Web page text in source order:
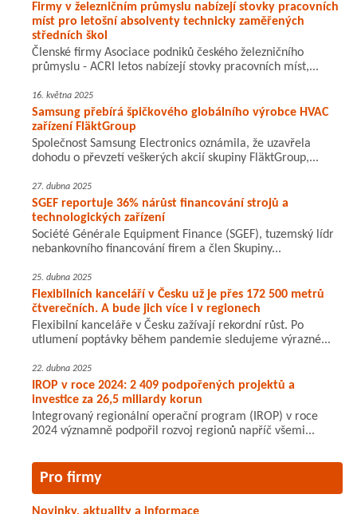
Firmy v železničním průmyslu nabízejí stovky pracovních
míst pro letošní absolventy technicky zaměřených
středních škol
Členské firmy Asociace podniků českého železničního
průmyslu - ACRI letos nabízejí stovky pracovních míst,...
16. května 2025
Samsung přebírá špičkového globálního výrobce HVAC
zařízení FläktGroup
Společnost Samsung Electronics oznámila, že uzavřela
dohodu o převzetí veškerých akcií skupiny FläktGroup,...
27. dubna 2025
SGEF reportuje 36% nárůst financování strojů a
technologických zařízení
Société Générale Equipment Finance (SGEF), tuzemský lídr
nebankovního financování firem a člen Skupiny...
25. dubna 2025
Flexibilních kanceláří v Česku už je přes 172 500 metrů
čtverečních. A bude jich více i v regionech
Flexibilní kanceláře v Česku zažívají rekordní růst. Po
utlumení poptávky během pandemie sledujeme výrazné...
22. dubna 2025
IROP v roce 2024: 2 409 podpořených projektů a
investice za 26,5 miliardy korun
Integrovaný regionální operační program (IROP) v roce
2024 významně podpořil rozvoj regionů napříč všemi...
Pro firmy